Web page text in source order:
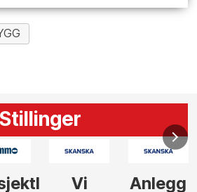
Stillinger
Anlegg
Senior